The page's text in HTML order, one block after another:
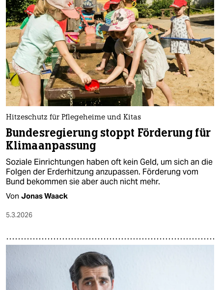
Hitzeschutz für Pflegeheime und Kitas
Bundesregierung stoppt Förderung für
Klimaanpassung
Soziale Einrichtungen haben oft kein Geld, um sich an die
Folgen der Erderhitzung anzupassen. Förderung vom
Bund bekommen sie aber auch nicht mehr.
Von Jonas Waack
5.3.2026